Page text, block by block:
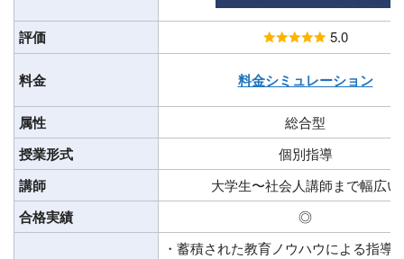
評価 5.0
料金 料金シミュレーション
属性 総合型
授業形式 個別指導
講師 大学生〜社会人講師まで幅広い
合格実績 ◎
・蓄積された教育ノウハウによる指導